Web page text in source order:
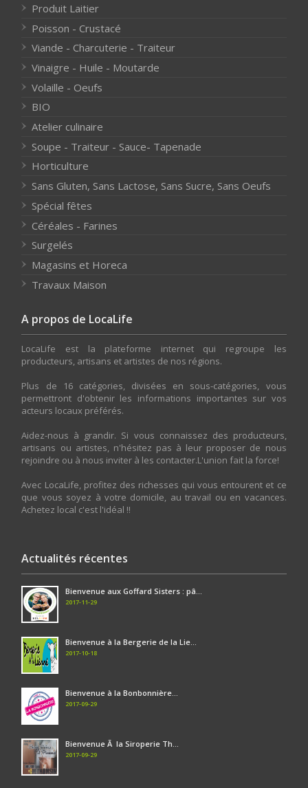
Produit Laitier
Poisson - Crustacé
Viande - Charcuterie - Traiteur
Vinaigre - Huile - Moutarde
Volaille - Oeufs
BIO
Atelier culinaire
Soupe - Traiteur - Sauce- Tapenade
Horticulture
Sans Gluten, Sans Lactose, Sans Sucre, Sans Oeufs
Spécial fêtes
Céréales - Farines
Surgelés
Magasins et Horeca
Travaux Maison
A propos de LocaLife
LocaLife est la plateforme internet qui regroupe les
producteurs, artisans et artistes de nos régions.
Plus de 16 catégories, divisées en sous-catégories, vous
permettront d'obtenir les informations importantes sur vos
acteurs locaux préférés.
Aidez-nous à grandir. Si vous connaissez des producteurs,
artisans ou artistes, n'hésitez pas à leur proposer de nous
rejoindre ou à nous inviter à les contacter.L'union fait la force!
Avec LocaLife, profitez des richesses qui vous entourent et ce
que vous soyez à votre domicile, au travail ou en vacances.
Achetez local c'est l'idéal !!
Actualités récentes
Bienvenue aux Goffard Sisters : pâ...
2017-11-29
Bienvenue à la Bergerie de la Lie...
2017-10-18
Bienvenue à la Bonbonnière...
2017-09-29
Bienvenue Ã la Siroperie Th...
2017-09-29